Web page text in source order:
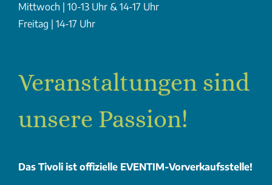
Mittwoch | 10-13 Uhr & 14-17 Uhr
Freitag | 14-17 Uhr
Veranstaltungen sind
unsere Passion!
Das Tivoli ist offizielle EVENTIM-Vorverkaufsstelle!